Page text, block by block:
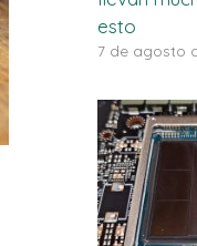
esto
7 de agosto